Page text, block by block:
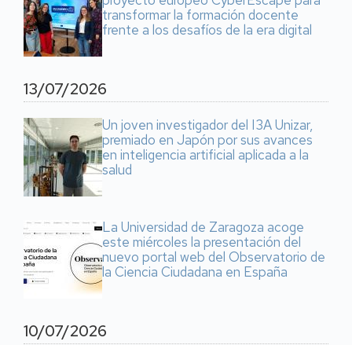
transformar la formación docente
frente a los desafíos de la era digital
13/07/2026
Un joven investigador del I3A Unizar,
premiado en Japón por sus avances
en inteligencia artificial aplicada a la
salud
La Universidad de Zaragoza acoge
este miércoles la presentación del
nuevo portal web del Observatorio de
la Ciencia Ciudadana en España
10/07/2026